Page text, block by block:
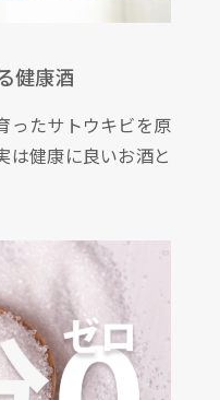
健康酒
ったサトウキビを原
は健康に良いお酒と